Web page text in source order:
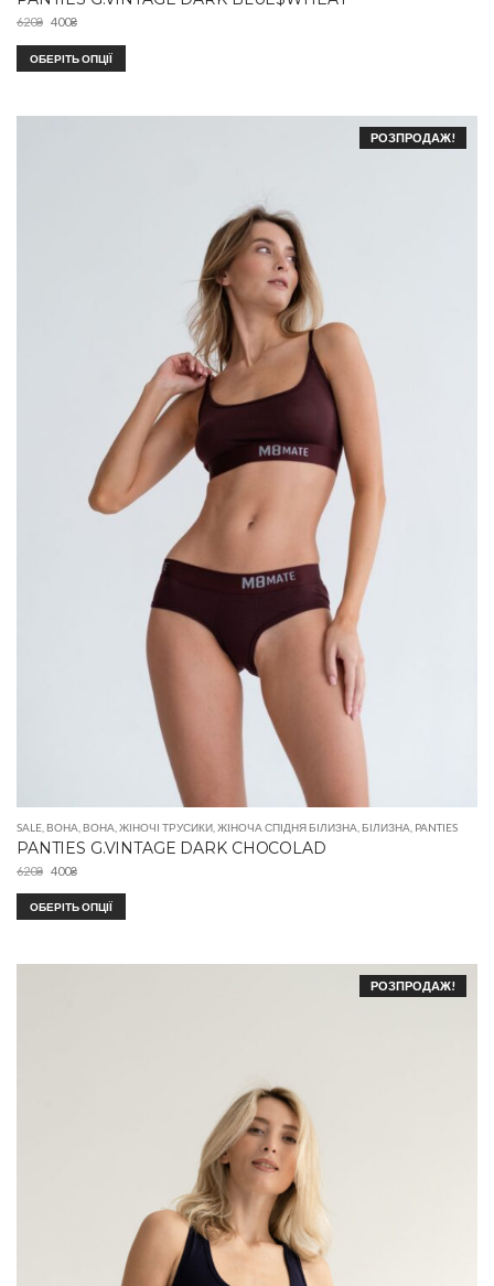
620₴ 400₴
ОБЕРІТЬ ОПЦІЇ
РОЗПРОДАЖ!
SALE ВОНА ВОНА ЖІНОЧІ ТРУСИКИ ЖІНОЧА СПІДНЯ БІЛИЗНА БІЛИЗНА PANTIES
PANTIES G.VINTAGE DARK CHOCOLAD
620₴ 400₴
ОБЕРІТЬ ОПЦІЇ
РОЗПРОДАЖ!